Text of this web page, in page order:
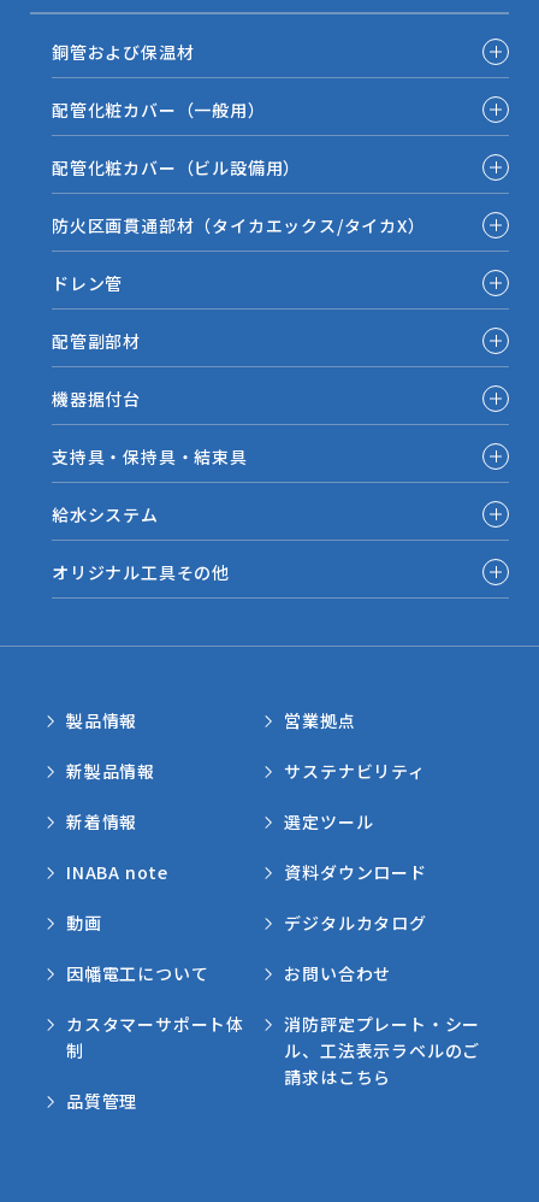
銅管および保温材
配管化粧カバー（一般用）
配管化粧カバー（ビル設備用）
防火区画貫通部材（タイカエックス/タイカX）
ドレン管
配管副部材
機器据付台
支持具・保持具・結束具
給水システム
オリジナル工具その他
製品情報
新製品情報
新着情報
INABA note
動画
因幡電工について
カスタマーサポート体
制
品質管理
営業拠点
サステナビリティ
選定ツール
資料ダウンロード
デジタルカタログ
お問い合わせ
消防評定プレート・シー
ル、工法表示ラベルのご
請求はこちら